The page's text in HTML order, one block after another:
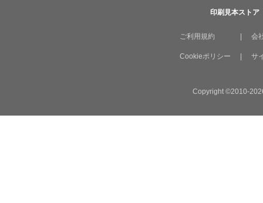
印刷見本ストア
ご利用規約 | 会
Cookieポリシー | サ
Copyright ©2010-